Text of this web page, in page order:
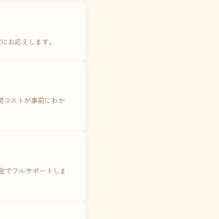
お応えします。
コストが事前にわか
でフルサポートしま